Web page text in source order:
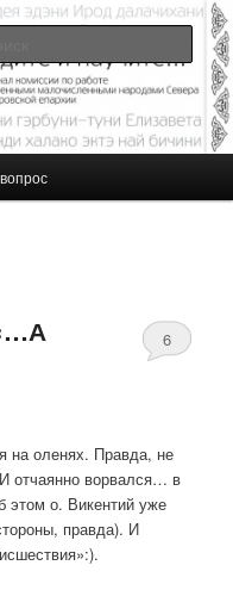
коренными народами
6
на оленях. Правда, не
отчаянно ворвался… в
этом о. Викентий уже
правда). И